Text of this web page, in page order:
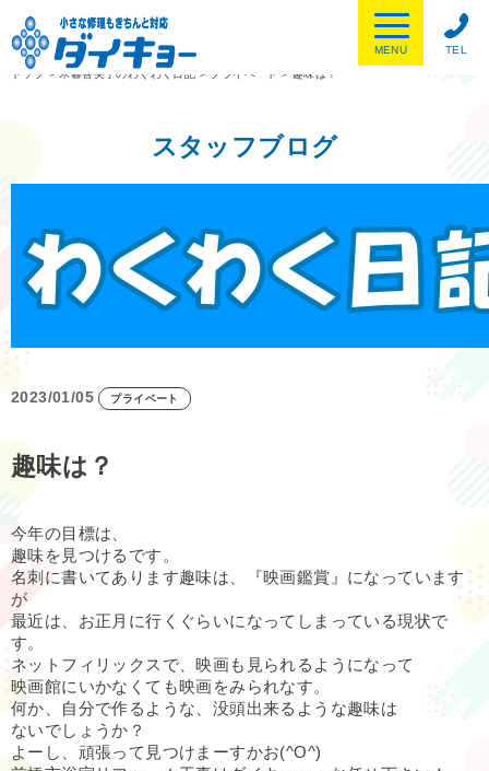
TEL
MENU
トップ
> 木暮喜美子のわくわく日記 > プライベート > 趣味は？
スタッフブログ
2023/01/05 プライベート
趣味は？
今年の目標は、
趣味を見つけるです。
名刺に書いてあります趣味は、『映画鑑賞』になっています
が
最近は、お正月に行くぐらいになってしまっている現状で
す。
ネットフィリックスで、映画も見られるようになって
映画館にいかなくても映画をみられなす。
何か、自分で作るような、没頭出来るような趣味は
ないでしょうか？
よーし、頑張って見つけまーすかお(^O^)